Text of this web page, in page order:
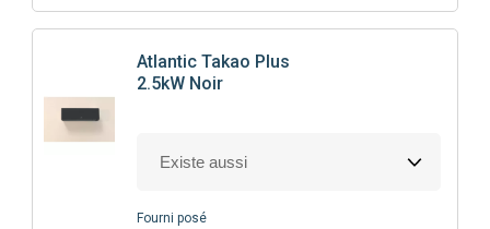
Atlantic Takao Plus
2.5kW Noir
Fourni posé